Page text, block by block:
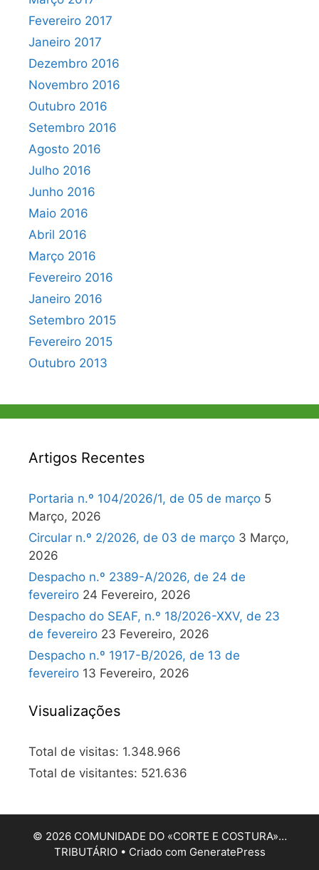
Fevereiro 2017
Janeiro 2017
Dezembro 2016
Novembro 2016
Outubro 2016
Setembro 2016
Agosto 2016
Julho 2016
Junho 2016
Maio 2016
Abril 2016
Março 2016
Fevereiro 2016
Janeiro 2016
Setembro 2015
Fevereiro 2015
Outubro 2013
Artigos Recentes
Portaria n.º 104/2026/1, de 05 de março 5
Março, 2026
Circular n.º 2/2026, de 03 de março 3 Março,
2026
Despacho n.º 2389-A/2026, de 24 de
fevereiro 24 Fevereiro, 2026
Despacho do SEAF, n.º 18/2026-XXV, de 23
de fevereiro 23 Fevereiro, 2026
Despacho n.º 1917-B/2026, de 13 de
fevereiro 13 Fevereiro, 2026
Visualizações
Total de visitas: 1.348.966
Total de visitantes: 521.636
© 2026 COMUNIDADE DO «CORTE E COSTURA»…
TRIBUTÁRIO• Criado com GeneratePress